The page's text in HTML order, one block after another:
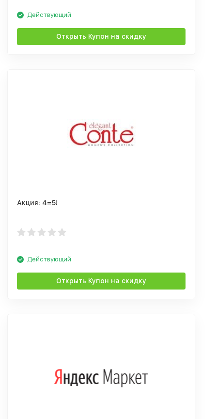
Действующий
Открыть Купон на скидку
Акция: 4=5!
Действующий
Открыть Купон на скидку